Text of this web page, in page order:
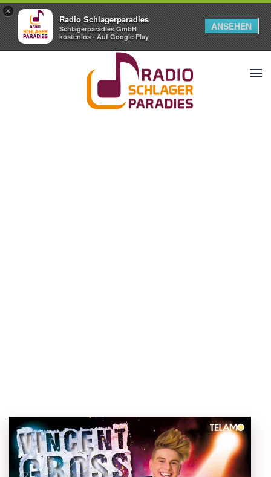
×
Radio Schlagerparadies
Schlagerparadies GmbH
kostenlos - Auf Google Play
ANSEHEN